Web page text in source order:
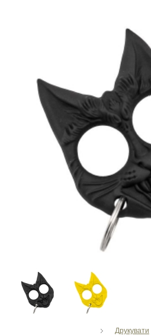
Друкувати